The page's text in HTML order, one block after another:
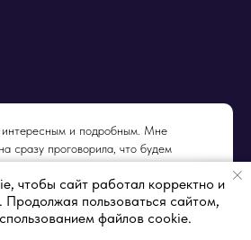
чтобы сайт работал корректно и
Продолжая пользоваться сайтом,
файлов cookie.
и подробным. Мне
сразу проговорила, что будем
по этому пути.
ИИ, а также попробовала новые
на интенсиве, они были